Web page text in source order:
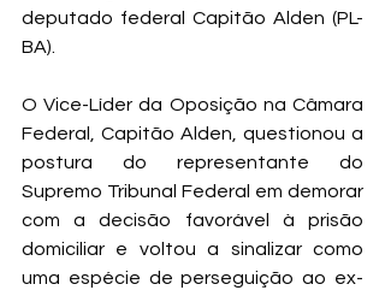
deputado federal Capitão Alden (PL-
BA).
O Vice-Líder da Oposição na Câmara
Federal, Capitão Alden, questionou a
postura do representante do
Supremo Tribunal Federal em demorar
com a decisão favorável à prisão
domiciliar e voltou a sinalizar como
uma espécie de perseguição ao ex-